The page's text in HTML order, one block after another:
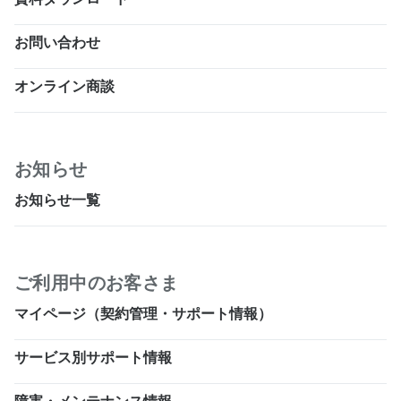
お問い合わせ
オンライン商談
お知らせ
お知らせ一覧
ご利用中のお客さま
マイページ（契約管理・サポート情報）
サービス別サポート情報